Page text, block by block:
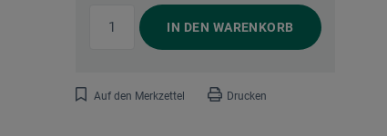
IN DEN WARENKORB
Auf den Merkzettel Drucken